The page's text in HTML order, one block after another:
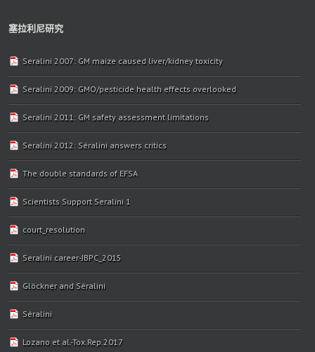
塞拉利尼研究
Seralini 2007: GM maize caused liver/kidney toxicity
Seralini 2009: GMO/pesticide health effects overlooked
Seralini 2011: GM safety assessment limitations
Seralini 2012: Séralini answers critics
The double standards of EFSA
Scientists Support Seralini 1
court_resolution
Seralini career-JBPC_2015
Glöckner and Séralini
Séralini
Lozano et al.-Tox.Rep.2017